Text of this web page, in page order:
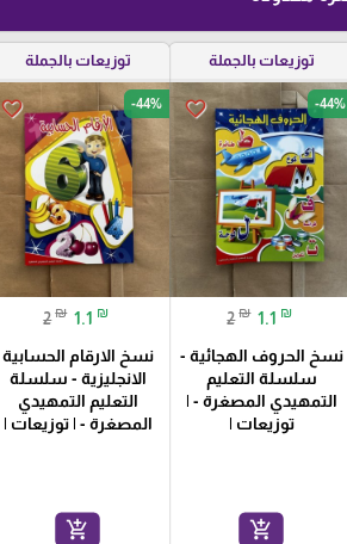
توزيعات بالجملة
favorite_border -44%
2 ₪ 1.1 ₪
نسخ الحروف الهجائية -
سلسلة التعليم
التمهيدي المصغرة - |
توزيعات |
add_shopping_cart
توزيعات بالجملة
favorite_border -44%
2 ₪ 1.1 ₪
نسخ الارقام الحسابية
الانجليزية - سلسلة
التعليم التمهيدي
المصغرة - | توزيعات |
add_shopping_cart